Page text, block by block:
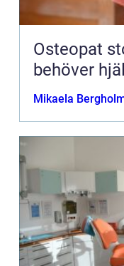
Osteopat
behöver
Mikaela